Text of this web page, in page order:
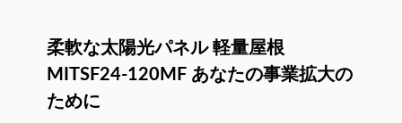
柔軟な太陽光パネル 軽量屋根
MITSF24-120MF あなたの事業拡大の
ために